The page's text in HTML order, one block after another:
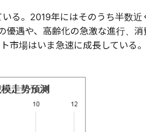
る。2019年にはそのうち半数近
遇や、高齢化の急激な進行、消
市場はいま急速に成長している。